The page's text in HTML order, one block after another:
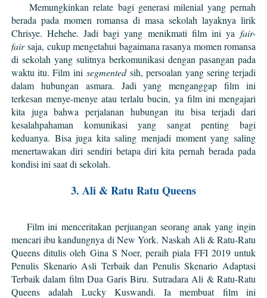
Memungkinkan relate bagi generasi milenial yang pernah
berada pada momen romansa di masa sekolah layaknya lirik
Chrisye. Hehehe. Jadi bagi yang menikmati film ini yafair-
fairsaja, cukup mengetahui bagaimana rasanya momen romansa
di sekolah yang sulitnya berkomunikasi dengan pasangan pada
waktu itu. Film ini segmentedsih, persoalan yang sering terjadi
dalam hubungan asmara. Jadi yang menganggap film ini
terkesan menye-menye atau terlalu bucin, ya film ini mengajari
kita juga bahwa perjalanan hubungan itu bisa terjadi dari
kesalahpahaman komunikasi yang sangat penting bagi
keduanya. Bisa juga kita saling menjadi moment yang saling
menertawakan diri sendiri betapa diri kita pernah berada pada
kondisi ini saat di sekolah.
3. Ali & Ratu Ratu Queens
Film ini menceritakan perjuangan seorang anak yang ingin
mencari ibu kandungnya di New York. Naskah Ali & Ratu-Ratu
Queens ditulis oleh Gina S Noer, peraih piala FFI 2019 untuk
Penulis Skenario Asli Terbaik dan Penulis Skenario Adaptasi
Terbaik dalam film Dua Garis Biru. Sutradara Ali & Ratu-Ratu
Queens adalah Lucky Kuswandi. Ia membuat film ini